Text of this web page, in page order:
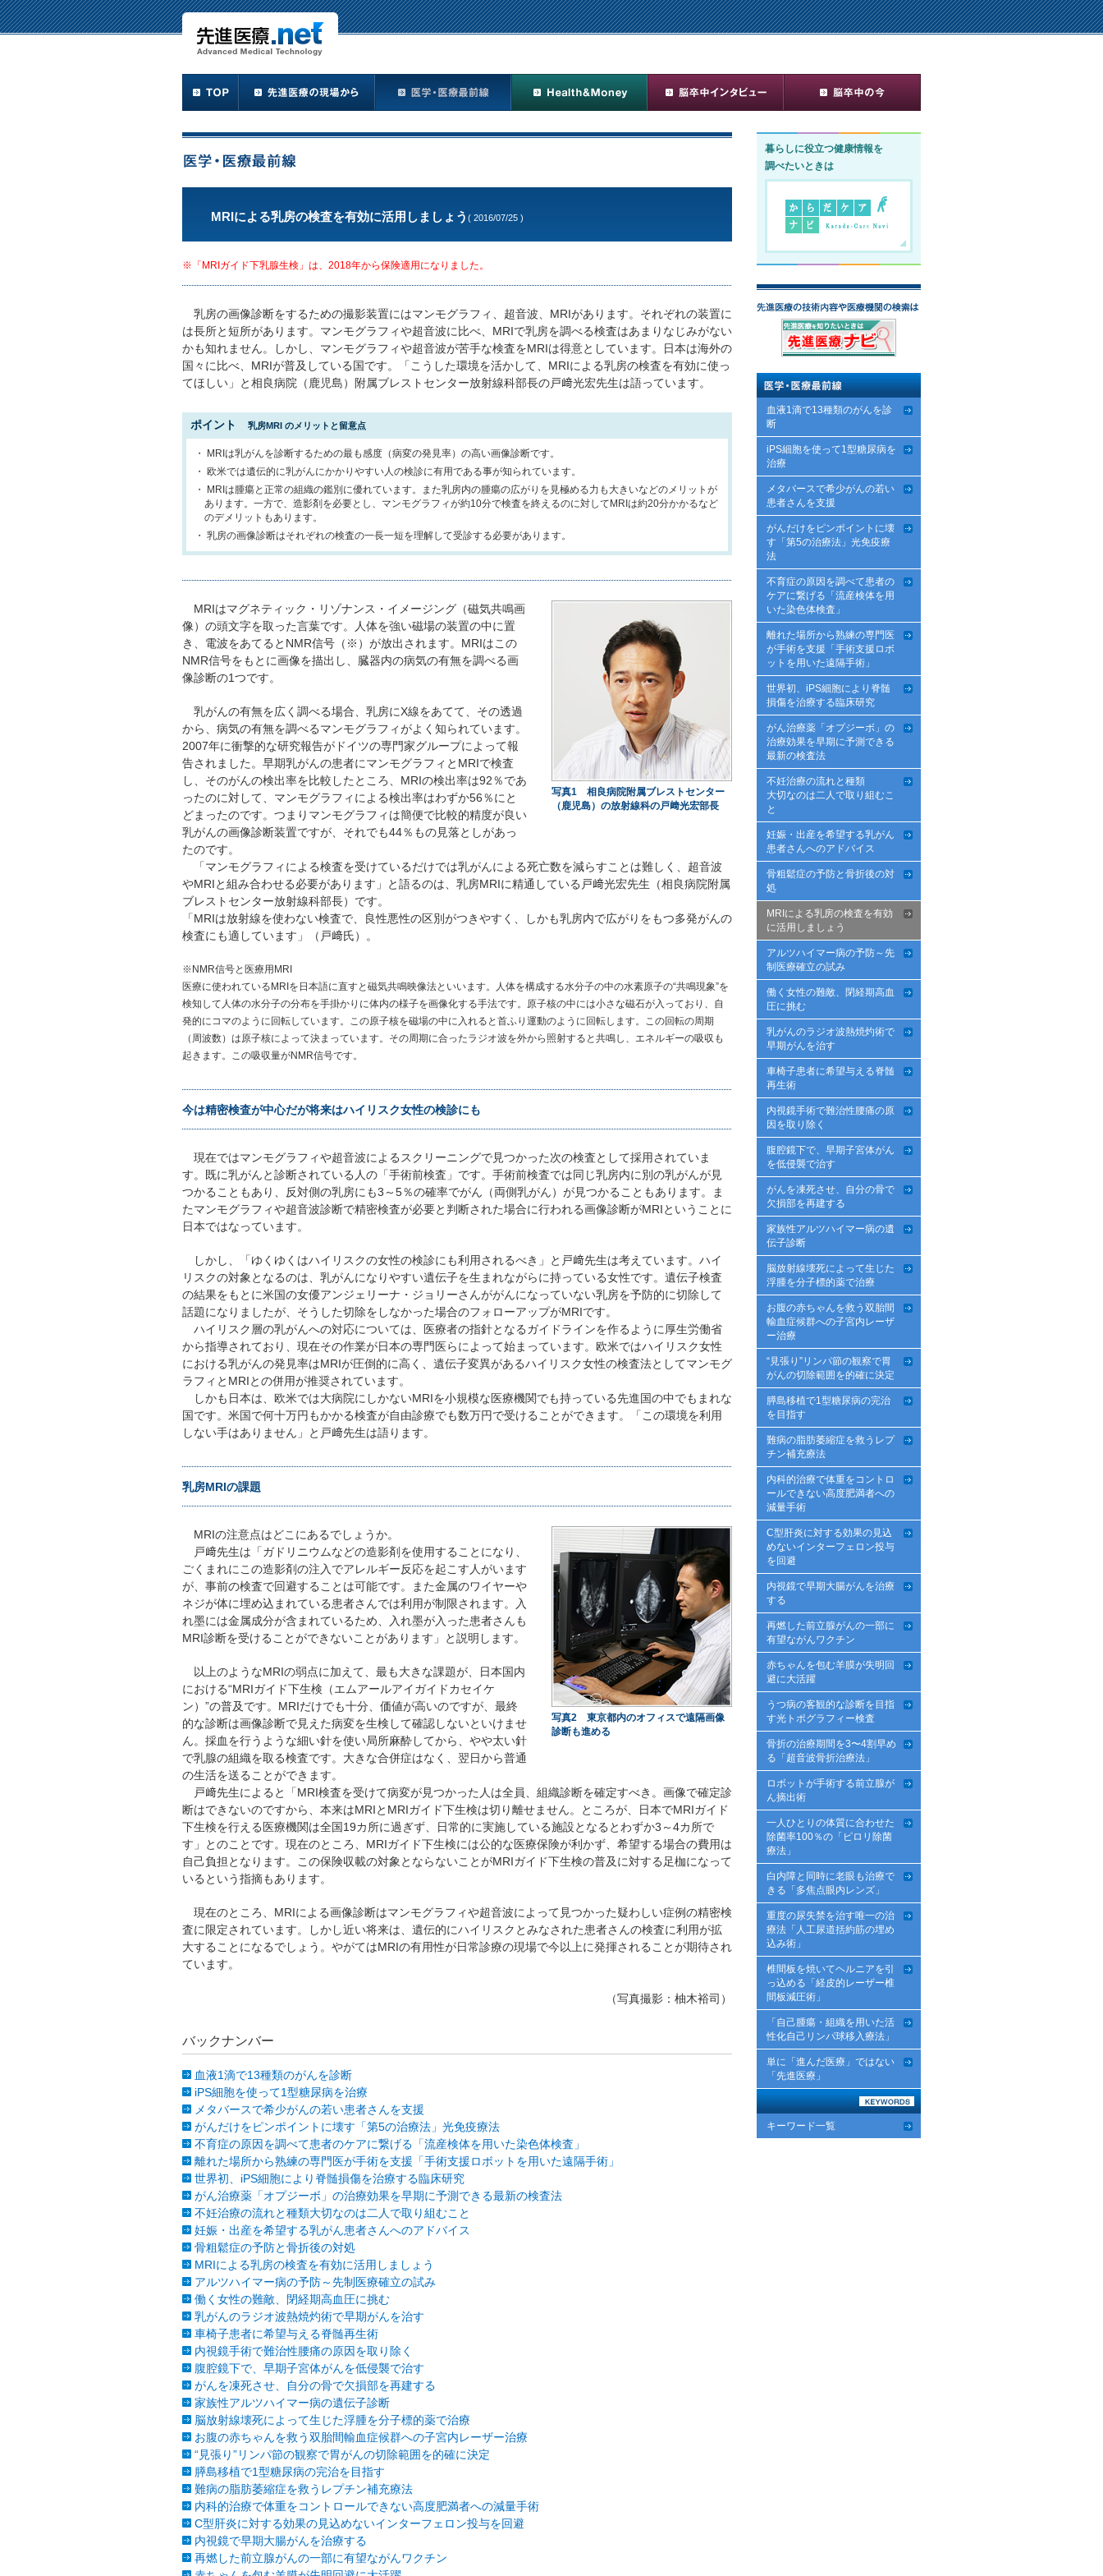
MRIによる乳房の検査を有効に活用しましょう ( 2016/07/25 )
※「MRIガイド下乳腺生検」は、2018年から保険適用になりました。
乳房の画像診断をするための撮影装置にはマンモグラフィ、超音波、MRIがあります。それぞれの装置に
は長所と短所があります。マンモグラフィや超音波に比べ、MRIで乳房を調べる検査はあまりなじみがない
かも知れません。しかし、マンモグラフィや超音波が苦手な検査をMRIは得意としています。日本は海外の
国々に比べ、MRIが普及している国です。「こうした環境を活かして、MRIによる乳房の検査を有効に使っ
てほしい」と相良病院（鹿児島）附属ブレストセンター放射線科部長の戸﨑光宏先生は語っています。
ポイント 乳房MRI のメリットと留意点
・ MRIは乳がんを診断するための最も感度（病変の発見率）の高い画像診断です。
・ 欧米では遺伝的に乳がんにかかりやすい人の検診に有用である事が知られています。
・ MRIは腫瘍と正常の組織の鑑別に優れています。また乳房内の腫瘍の広がりを見極める力も大きいなどのメリットが
あります。一方で、造影剤を必要とし、マンモグラフィが約10分で検査を終えるのに対してMRIは約20分かかるなど
のデメリットもあります。
・ 乳房の画像診断はそれぞれの検査の一長一短を理解して受診する必要があります。
写真1 相良病院附属ブレストセンター
（鹿児島）の放射線科の戸﨑光宏部長
MRIはマグネティック・リゾナンス・イメージング（磁気共鳴画
像）の頭文字を取った言葉です。人体を強い磁場の装置の中に置
き、電波をあてるとNMR信号（※）が放出されます。MRIはこの
NMR信号をもとに画像を描出し、臓器内の病気の有無を調べる画
像診断の1つです。
乳がんの有無を広く調べる場合、乳房にX線をあてて、その透過
から、病気の有無を調べるマンモグラフィがよく知られています。
2007年に衝撃的な研究報告がドイツの専門家グループによって報
告されました。早期乳がんの患者にマンモグラフィとMRIで検査
し、そのがんの検出率を比較したところ、MRIの検出率は92％であ
ったのに対して、マンモグラフィによる検出率はわずか56％にと
どまったのです。つまりマンモグラフィは簡便で比較的精度が良い
乳がんの画像診断装置ですが、それでも44％もの見落としがあっ
たのです。
「マンモグラフィによる検査を受けているだけでは乳がんによる死亡数を減らすことは難しく、超音波
やMRIと組み合わせる必要があります」と語るのは、乳房MRIに精通している戸﨑光宏先生（相良病院附属
ブレストセンター放射線科部長）です。
「MRIは放射線を使わない検査で、良性悪性の区別がつきやすく、しかも乳房内で広がりをもつ多発がんの
検査にも適しています」（戸﨑氏）。
※NMR信号と医療用MRI
医療に使われているMRIを日本語に直すと磁気共鳴映像法といいます。人体を構成する水分子の中の水素原子の“共鳴現象”を
検知して人体の水分子の分布を手掛かりに体内の様子を画像化する手法です。原子核の中には小さな磁石が入っており、自
発的にコマのように回転しています。この原子核を磁場の中に入れると首ふり運動のように回転します。この回転の周期
（周波数）は原子核によって決まっています。その周期に合ったラジオ波を外から照射すると共鳴し、エネルギーの吸収も
起きます。この吸収量がNMR信号です。
今は精密検査が中心だが将来はハイリスク女性の検診にも
現在ではマンモグラフィや超音波によるスクリーニングで見つかった次の検査として採用されていま
す。既に乳がんと診断されている人の「手術前検査」です。手術前検査では同じ乳房内に別の乳がんが見
つかることもあり、反対側の乳房にも3～5％の確率でがん（両側乳がん）が見つかることもあります。ま
たマンモグラフィや超音波診断で精密検査が必要と判断された場合に行われる画像診断がMRIということに
日本ではなっています。
しかし、「ゆくゆくはハイリスクの女性の検診にも利用されるべき」と戸﨑先生は考えています。ハイ
リスクの対象となるのは、乳がんになりやすい遺伝子を生まれながらに持っている女性です。遺伝子検査
の結果をもとに米国の女優アンジェリーナ・ジョリーさんががんになっていない乳房を予防的に切除して
話題になりましたが、そうした切除をしなかった場合のフォローアップがMRIです。
ハイリスク層の乳がんへの対応については、医療者の指針となるガイドラインを作るように厚生労働省
から指導されており、現在その作業が日本の専門医らによって始まっています。欧米ではハイリスク女性
における乳がんの発見率はMRIが圧倒的に高く、遺伝子変異があるハイリスク女性の検査法としてマンモグ
ラフィとMRIとの併用が推奨されています。
しかも日本は、欧米では大病院にしかないMRIを小規模な医療機関でも持っている先進国の中でもまれな
国です。米国で何十万円もかかる検査が自由診療でも数万円で受けることができます。「この環境を利用
しない手はありません」と戸﨑先生は語ります。
乳房MRIの課題
写真2 東京都内のオフィスで遠隔画像
診断も進める
MRIの注意点はどこにあるでしょうか。
戸﨑先生は「ガドリニウムなどの造影剤を使用することになり、
ごくまれにこの造影剤の注入でアレルギー反応を起こす人がいます
が、事前の検査で回避することは可能です。また金属のワイヤーや
ネジが体に埋め込まれている患者さんでは利用が制限されます。入
れ墨には金属成分が含まれているため、入れ墨が入った患者さんも
MRI診断を受けることができないことがあります」と説明します。
以上のようなMRIの弱点に加えて、最も大きな課題が、日本国内
における“MRIガイド下生検（エムアールアイガイドカセイケ
ン）”の普及です。MRIだけでも十分、価値が高いのですが、最終
的な診断は画像診断で見えた病変を生検して確認しないといけませ
ん。採血を行うような細い針を使い局所麻酔してから、やや太い針
で乳腺の組織を取る検査です。大きな合併症はなく、翌日から普通
の生活を送ることができます。
戸﨑先生によると「MRI検査を受けて病変が見つかった人は全員、組織診断を確定すべき。画像で確定診
断はできないのですから、本来はMRIとMRIガイド下生検は切り離せません。ところが、日本でMRIガイド
下生検を行える医療機関は全国19カ所に過ぎず、日常的に実施している施設となるとわずか3～4カ所で
す」とのことです。現在のところ、MRIガイド下生検には公的な医療保険が利かず、希望する場合の費用は
自己負担となります。この保険収載の対象とならないことがMRIガイド下生検の普及に対する足枷になって
いるという指摘もあります。
現在のところ、MRIによる画像診断はマンモグラフィや超音波によって見つかった疑わしい症例の精密検
査に限定されています。しかし近い将来は、遺伝的にハイリスクとみなされた患者さんの検査に利用が拡
大することになるでしょう。やがてはMRIの有用性が日常診療の現場で今以上に発揮されることが期待され
ています。
（写真撮影：柚木裕司）
バックナンバー
血液1滴で13種類のがんを診断
iPS細胞を使って1型糖尿病を治療
メタバースで希少がんの若い患者さんを支援
がんだけをピンポイントに壊す「第5の治療法」光免疫療法
不育症の原因を調べて患者のケアに繋げる「流産検体を用いた染色体検査」
離れた場所から熟練の専門医が手術を支援「手術支援ロボットを用いた遠隔手術」
世界初、iPS細胞により脊髄損傷を治療する臨床研究
がん治療薬「オプジーボ」の治療効果を早期に予測できる最新の検査法
不妊治療の流れと種類大切なのは二人で取り組むこと
妊娠・出産を希望する乳がん患者さんへのアドバイス
骨粗鬆症の予防と骨折後の対処
MRIによる乳房の検査を有効に活用しましょう
アルツハイマー病の予防～先制医療確立の試み
働く女性の難敵、閉経期高血圧に挑む
乳がんのラジオ波熱焼灼術で早期がんを治す
車椅子患者に希望与える脊髄再生術
内視鏡手術で難治性腰痛の原因を取り除く
腹腔鏡下で、早期子宮体がんを低侵襲で治す
がんを凍死させ、自分の骨で欠損部を再建する
家族性アルツハイマー病の遺伝子診断
脳放射線壊死によって生じた浮腫を分子標的薬で治療
お腹の赤ちゃんを救う双胎間輸血症候群への子宮内レーザー治療
“見張り”リンパ節の観察で胃がんの切除範囲を的確に決定
膵島移植で1型糖尿病の完治を目指す
難病の脂肪萎縮症を救うレプチン補充療法
内科的治療で体重をコントロールできない高度肥満者への減量手術
C型肝炎に対する効果の見込めないインターフェロン投与を回避
内視鏡で早期大腸がんを治療する
再燃した前立腺がんの一部に有望ながんワクチン
暮らしに役立つ健康情報を
調べたいときは
血液1滴で13種類のがんを診
断
iPS細胞を使って1型糖尿病を
治療
メタバースで希少がんの若い
患者さんを支援
がんだけをピンポイントに壊
す「第5の治療法」光免疫療
法
不育症の原因を調べて患者の
ケアに繋げる「流産検体を用
いた染色体検査」
離れた場所から熟練の専門医
が手術を支援「手術支援ロボ
ットを用いた遠隔手術」
世界初、iPS細胞により脊髄
損傷を治療する臨床研究
がん治療薬「オプジーボ」の
治療効果を早期に予測できる
最新の検査法
不妊治療の流れと種類
大切なのは二人で取り組むこ
と
妊娠・出産を希望する乳がん
患者さんへのアドバイス
骨粗鬆症の予防と骨折後の対
処
MRIによる乳房の検査を有効
に活用しましょう
アルツハイマー病の予防～先
制医療確立の試み
働く女性の難敵、閉経期高血
圧に挑む
乳がんのラジオ波熱焼灼術で
早期がんを治す
車椅子患者に希望与える脊髄
再生術
内視鏡手術で難治性腰痛の原
因を取り除く
腹腔鏡下で、早期子宮体がん
を低侵襲で治す
がんを凍死させ、自分の骨で
欠損部を再建する
家族性アルツハイマー病の遺
伝子診断
脳放射線壊死によって生じた
浮腫を分子標的薬で治療
お腹の赤ちゃんを救う双胎間
輸血症候群への子宮内レーザ
ー治療
“見張り”リンパ節の観察で胃
がんの切除範囲を的確に決定
膵島移植で1型糖尿病の完治
を目指す
難病の脂肪萎縮症を救うレプ
チン補充療法
内科的治療で体重をコントロ
ールできない高度肥満者への
減量手術
C型肝炎に対する効果の見込
めないインターフェロン投与
を回避
内視鏡で早期大腸がんを治療
する
再燃した前立腺がんの一部に
有望ながんワクチン
赤ちゃんを包む羊膜が失明回
避に大活躍
うつ病の客観的な診断を目指
す光トポグラフィー検査
骨折の治療期間を3〜4割早め
る「超音波骨折治療法」
ロボットが手術する前立腺が
ん摘出術
一人ひとりの体質に合わせた
除菌率100％の「ピロリ除菌
療法」
白内障と同時に老眼も治療で
きる「多焦点眼内レンズ」
重度の尿失禁を治す唯一の治
療法「人工尿道括約筋の埋め
込み術」
椎間板を焼いてヘルニアを引
っ込める「経皮的レーザー椎
間板減圧術」
「自己腫瘍・組織を用いた活
性化自己リンパ球移入療法」
単に「進んだ医療」ではない
「先進医療」
キーワード一覧